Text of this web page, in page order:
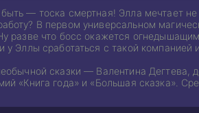
— тоска смертная! Элла мечтает
В первом универсальном
разве что босс окажется
у Эллы сработаться с такой
сказки — Валентина Дегтева,
«Книга года» и «Большая сказка».